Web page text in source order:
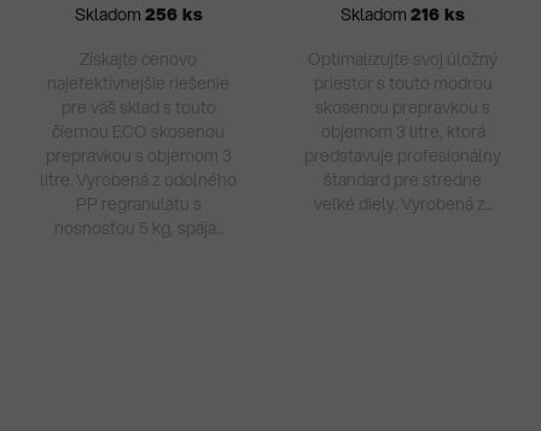
Skladom 256 ks
Získajte cenovo
najefektívnejšie riešenie
pre váš sklad s touto
čiernou ECO skosenou
prepravkou s objemom 3
litre. Vyrobená z odolného
PP regranulátu s
nosnosťou 5 kg, spája...
Skladom 216 ks
Optimalizujte svoj úložný
priestor s touto modrou
skosenou prepravkou s
objemom 3 litre, ktorá
predstavuje profesionálny
štandard pre stredne
veľké diely. Vyrobená z...